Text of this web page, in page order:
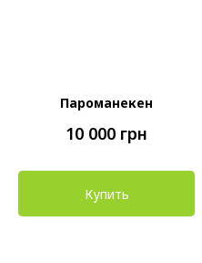
Пароманекен
10 000 грн
Купить